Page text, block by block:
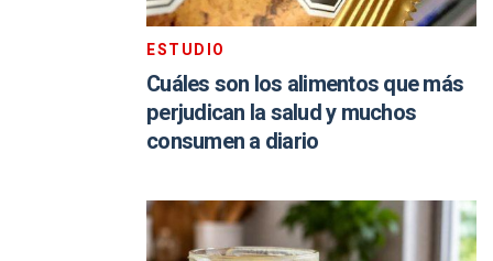
ESTUDIO
Cuáles son los alimentos que más
perjudican la salud y muchos
consumen a diario